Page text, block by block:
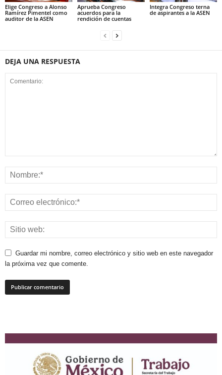
Elige Congreso a Alonso
Ramírez Pimentel como
auditor de la ASEN
Aprueba Congreso
acuerdos para la
rendición de cuentas
Integra Congreso terna
de aspirantes a la ASEN
DEJA UNA RESPUESTA
Guardar mi nombre, correo electrónico y sitio web en este navegador
la próxima vez que comente.